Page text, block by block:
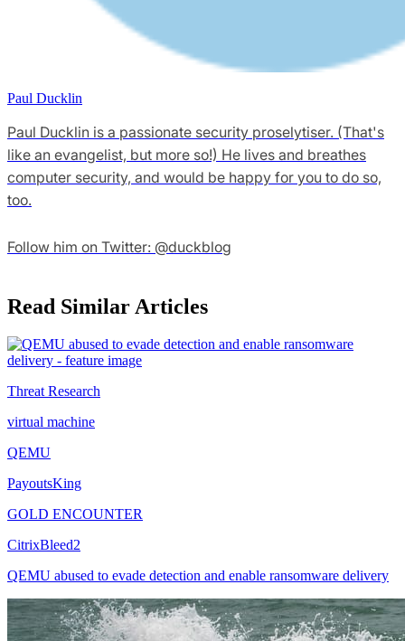
Paul Ducklin
Paul Ducklin is a passionate security proselytiser. (That's
like an evangelist, but more so!) He lives and breathes
computer security, and would be happy for you to do so,
too.
Follow him on Twitter: @duckblog
Read Similar Articles
Threat Research
virtual machine
QEMU
PayoutsKing
GOLD ENCOUNTER
CitrixBleed2
QEMU abused to evade detection and enable ransomware delivery